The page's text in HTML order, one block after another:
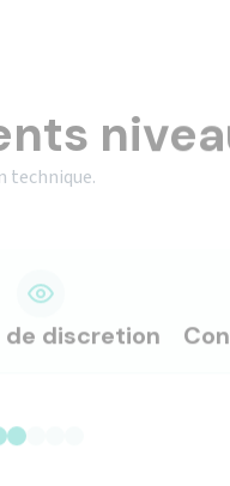
de discretion